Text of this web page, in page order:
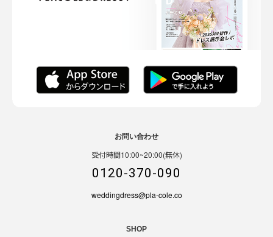
お問い合わせ
受付時間10:00~20:00(無休)
0120-370-090
weddingdress@pla-cole.co
SHOP